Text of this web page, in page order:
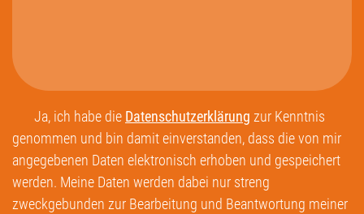
Ja, ich habe die Datenschutzerklärung zur Kenntnis
genommen und bin damit einverstanden, dass die von mir
angegebenen Daten elektronisch erhoben und gespeichert
werden. Meine Daten werden dabei nur streng
zweckgebunden zur Bearbeitung und Beantwortung meiner